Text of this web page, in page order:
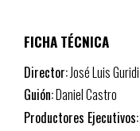
FICHA TÉCNICA
Director:José Luis Guridi
Guión:Daniel Castro
Productores Ejecutivos: